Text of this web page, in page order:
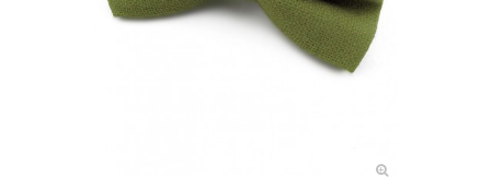
+
BOUTONS DE MANCHETTE
+